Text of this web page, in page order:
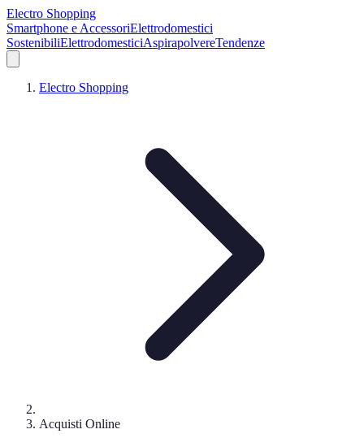
Electro Shopping
Smartphone e AccessoriElettrodomestici
SostenibiliElettrodomesticiAspirapolvereTendenze
Electro Shopping
Acquisti Online